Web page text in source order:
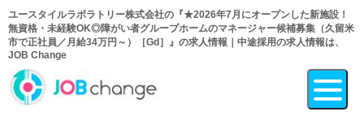
ユースタイルラボラトリー株式会社の『★2026年7月にオープンした新施設！
無資格・未経験OK◎障がい者グループホームのマネージャー候補募集（久留米
市で正社員／月給34万円～）［Gd］』の求人情報｜中途採用の求人情報は、
JOB Change